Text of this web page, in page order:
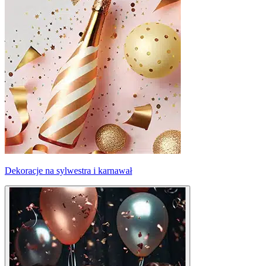
Dekoracje na sylwestra i karnawał